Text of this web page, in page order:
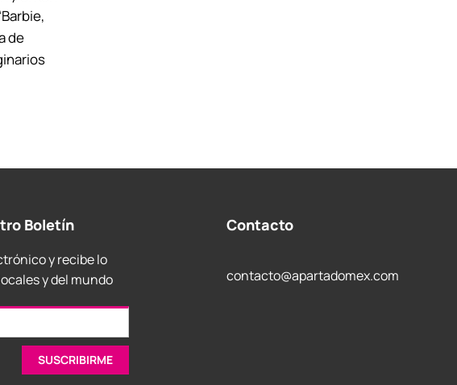
de
Boletín
y recibe lo
y del mundo
Contacto
contacto@apartadomex.com